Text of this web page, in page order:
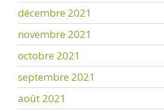
décembre 2021
novembre 2021
octobre 2021
septembre 2021
août 2021